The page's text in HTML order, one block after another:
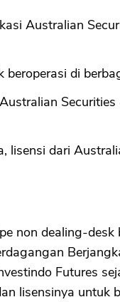
Australian
di
lisensi dari
non dealing-desk
Futures
lisensinya untuk